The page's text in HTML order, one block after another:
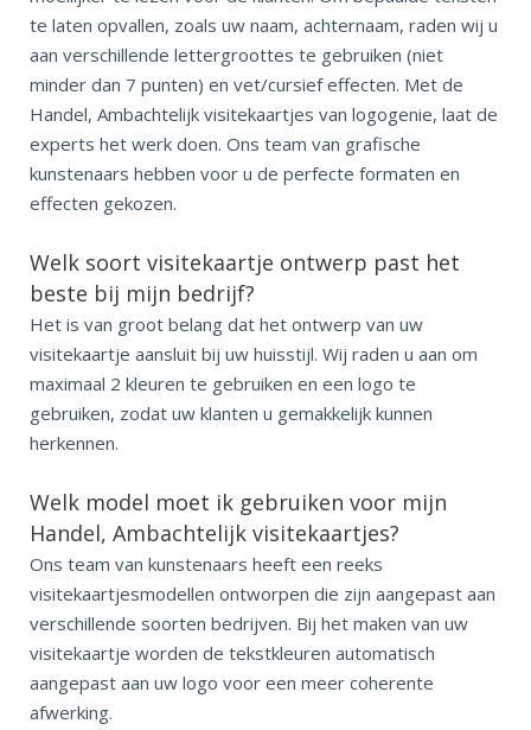
te laten opvallen, zoals uw naam, achternaam, raden wij u
aan verschillende lettergroottes te gebruiken (niet
minder dan 7 punten) en vet/cursief effecten. Met de
Handel, Ambachtelijk visitekaartjes van logogenie, laat de
experts het werk doen. Ons team van grafische
kunstenaars hebben voor u de perfecte formaten en
effecten gekozen.
Welk soort visitekaartje ontwerp past het
beste bij mijn bedrijf?
Het is van groot belang dat het ontwerp van uw
visitekaartje aansluit bij uw huisstijl. Wij raden u aan om
maximaal 2 kleuren te gebruiken en een logo te
gebruiken, zodat uw klanten u gemakkelijk kunnen
herkennen.
Welk model moet ik gebruiken voor mijn
Handel, Ambachtelijk visitekaartjes?
Ons team van kunstenaars heeft een reeks
visitekaartjesmodellen ontworpen die zijn aangepast aan
verschillende soorten bedrijven. Bij het maken van uw
visitekaartje worden de tekstkleuren automatisch
aangepast aan uw logo voor een meer coherente
afwerking.